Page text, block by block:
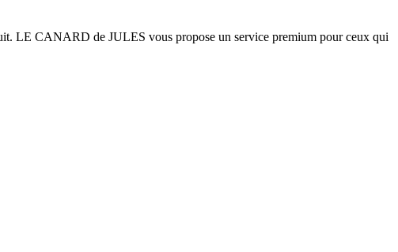
LE CANARD de JULES vous propose un service premium pour ceux qui